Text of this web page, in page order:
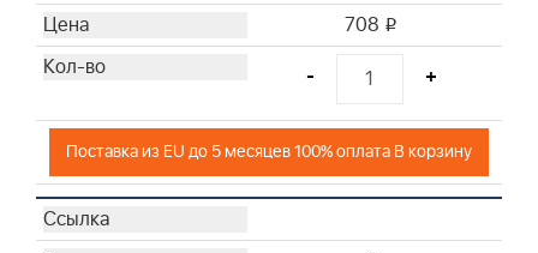
48
53
54
55
708 i
- +
Поставка из EU до 5 месяцев 100% оплата В корзину